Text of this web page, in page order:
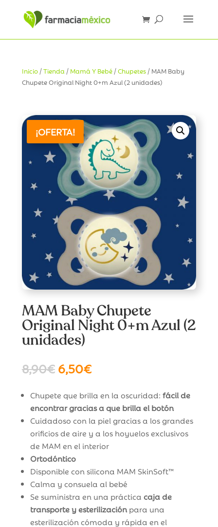
Inicio/Tienda / Mamá Y Bebé/Chupetes/ MAM Baby
Chupete Original Night 0+m Azul (2 unidades)
¡OFERTA!
MAM Baby Chupete
Original Night 0+m Azul (2
unidades)
8,90€ El
precio
original
era:
8,90€.
6,50€El
precio
actual
es:
6,50€.
Chupete que brilla en la oscuridad: fácil de
encontrar gracias a que brilla el botón
Cuidadoso con la piel gracias a los grandes
orificios de aire y a los hoyuelos exclusivos
de MAM en el interior
Ortodóntico
Disponible con silicona MAM SkinSoft™
Calma y consuela al bebé
Se suministra en una práctica caja de
transporte y esterilizaciónpara una
esterilización cómoda y rápida en el